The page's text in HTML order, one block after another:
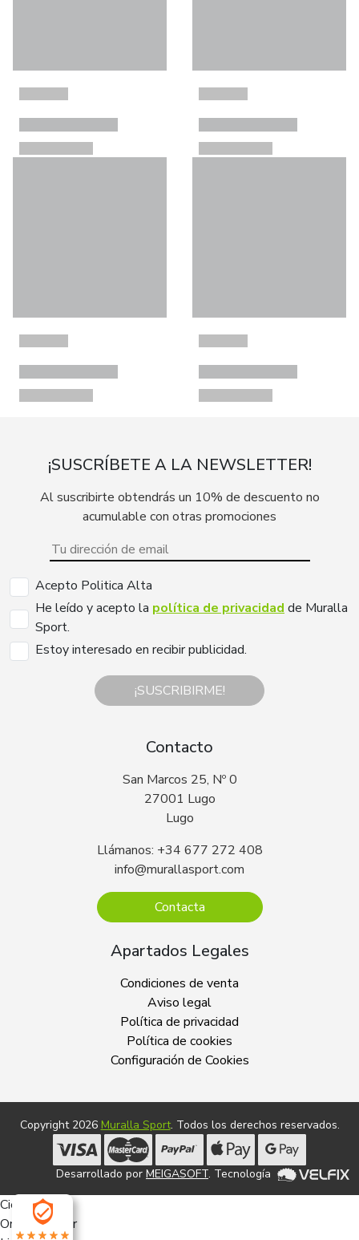
¡SUSCRÍBETE A LA NEWSLETTER!
Al suscribirte obtendrás un 10% de descuento no
acumulable con otras promociones
Acepto Politica Alta
He leído y acepto la política de privacidad de Muralla
Sport.
Estoy interesado en recibir publicidad.
¡SUSCRIBIRME!
Contacto
San Marcos 25, Nº 0
27001 Lugo
Lugo
Llámanos: +34 677 272 408
info@murallasport.com
Contacta
Apartados Legales
Condiciones de venta
Aviso legal
Política de privacidad
Política de cookies
Configuración de Cookies
Copyright 2026 Muralla Sport. Todos los derechos reservados.
Desarrollado por MEIGASOFT. Tecnología
Cierra
Ordenado por